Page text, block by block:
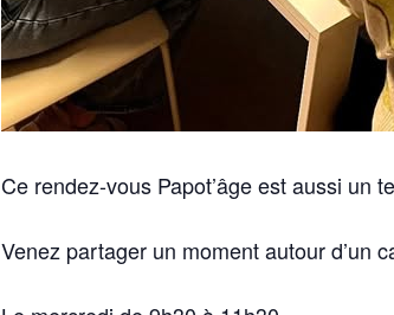
Ce rendez-vous Papot’âge est aussi un
Venez partager un moment autour d’un